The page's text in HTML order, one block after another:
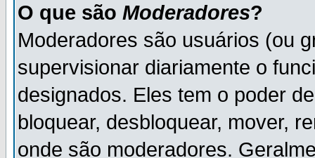
O que são Moderadores?
Moderadores são usuários (ou
supervisionar diariamente o
designados. Eles tem o poder
bloquear, desbloquear, mover,
onde são moderadores.